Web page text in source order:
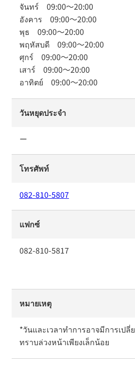
จันทร์ 09:00～20:00
อังคาร 09:00～20:00
พุธ 09:00～20:00
พฤหัสบดี 09:00～20:00
ศุกร์ 09:00～20:00
เสาร์ 09:00～20:00
อาทิตย์ 09:00～20:00
วันหยุดประจำ
ー
โทรศัพท์
082-810-5807
แฟกซ์
082-810-5817
หมายเหตุ
*วันและเวลาทำการอาจมีการเปลี่
ทราบล่วงหน้าเพียงเล็กน้อย